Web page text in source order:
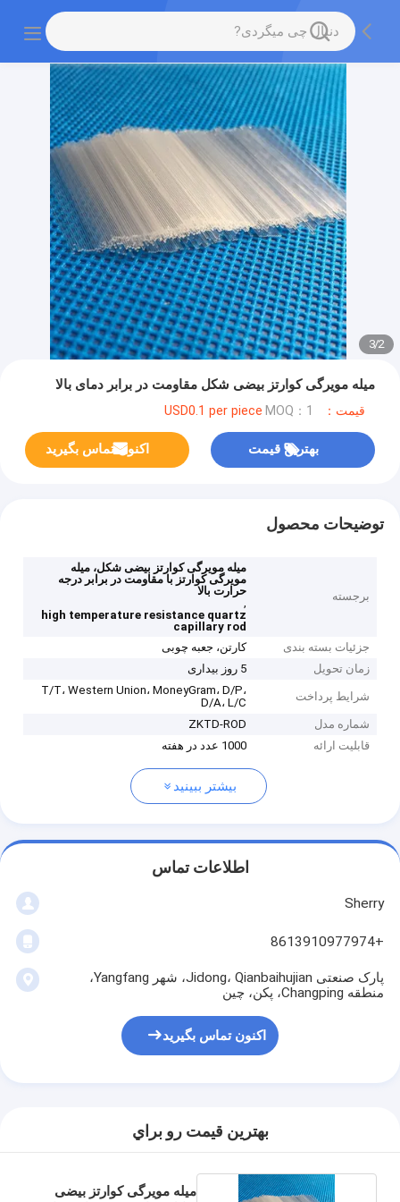
2
/
3
میله مویرگی کوارتز بیضی شکل مقاومت در برابر دمای بالا
قیمت：USD0.1 per piece MOQ：1
بهترین قیمت اکنون تماس بگیرید
توضیحات محصول
برجسته
میله مویرگی کوارتز بیضی شکل، میله
مویرگی کوارتز با مقاومت در برابر درجه
حرارت بالا
,
high temperature resistance quartz
capillary rod
جزئیات بسته بندی
کارتن، جعبه چوبی
زمان تحویل
5 روز بیداری
شرایط پرداخت
T/T، Western Union، MoneyGram، D/P،
D/A، L/C
شماره مدل
ZKTD-ROD
قابلیت ارائه
1000 عدد در هفته
بیشتر ببینید
اطلاعات تماس
Sherry
+8613910977974
پارک صنعتی Jidong، Qianbaihujian، شهر Yangfang،
منطقه Changping، پکن، چین
اکنون تماس بگیرید
بهترين قيمت رو براي
میله مویرگی کوارتز بیضی